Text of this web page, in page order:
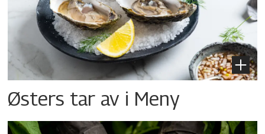
Østers tar av i Meny